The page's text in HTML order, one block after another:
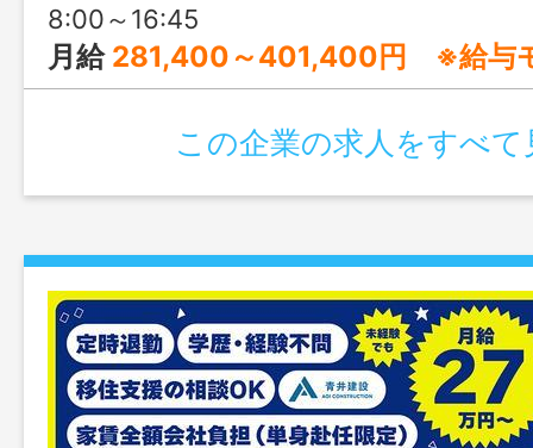
8:00～16:45
月給 281,400～401,400円 ※給与
この企業の求人をすべて